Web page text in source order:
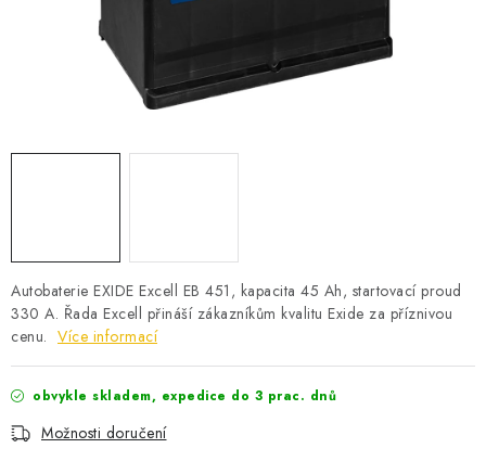
LITHIOVÉ BATERIE
STARTOVACÍ ZDROJE
TESTERY BATERIÍ
BATERIE PRO VYSAVAČE
Autobaterie EXIDE Excell EB 451, kapacita 45 Ah, startovací proud
330 A. Řada Excell přináší zákazníkům kvalitu Exide za příznivou
cenu. Více informací
obvykle skladem, expedice do 3 prac. dnů
Možnosti doručení